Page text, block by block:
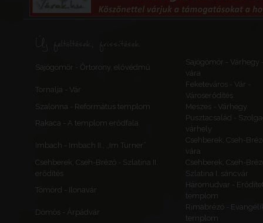
Új feltöltések, frissítések
Sajógömör - Őrtorony, elővédmű
Sajógömör - Várhegy
vára
Tornalja - Vár
Feketeváros - Vár -
Városerődítés
Szalonna - Református templom
Meszes - Várhegy
Rakaca - A templom erődfala
Pusztacsalád -
várhely
Imbach - Imbach II., „Im Turner”
Csehberek, Cseh-
vára
Csehberek, Cseh-Brézó - Szlatina II.
erődítés
Csehberek, Cseh-
Szlatina I. sáncvár
Tömörd - Ilonavár
Háromudvar -
templom
Dömös - Árpádvár
Rimabrézó -
templom